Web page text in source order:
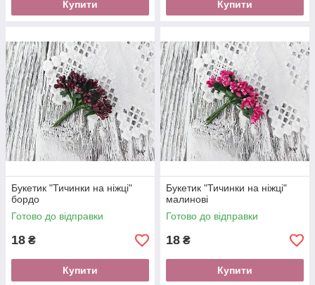
Купити Купити
Букетик "Тичинки на ніжці"
бордо
Готово до відправки
18 ₴
Купити
Букетик "Тичинки на ніжці"
малинові
Готово до відправки
18 ₴
Купити